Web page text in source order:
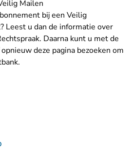
Mailen
bij een Veilig
Leest u dan de informatie over
. Daarna kunt u met de
deze pagina bezoeken om